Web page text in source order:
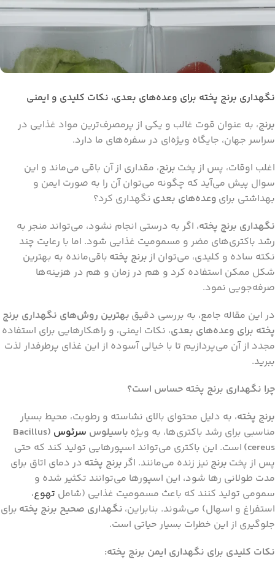
نگهداری برنج پخته برای وعده‌های بعدی، نکات کلیدی و ایمنی
برنج، به عنوان قوت غالب و یکی از پرمصرف‌ترین مواد غذایی در
سراسر جهان، جایگاه ویژه‌ای در سفره‌های ما دارد.
اغلب اوقات، پس از پخت برنج، مقداری از آن باقی می‌ماند و این
سوال پیش می‌آید که چگونه می‌توان آن را به صورت ایمن و
بهداشتی برای وعده‌های بعدی نگهداری کرد؟
نگهداری برنج پخته، اگر به درستی انجام نشود، می‌تواند منجر به
رشد باکتری‌های مضر و مسمومیت غذایی شود. اما با رعایت چند
نکته ساده و کلیدی، می‌توان ازبرنج پخته باقی‌مانده به بهترین
شکل ممکن استفاده کرد و هم در زمان و هم در هزینه‌ها
صرفه‌جویی نمود.
در این مقاله جامع، به بررسی دقیق بهترین روش‌های نگهداری برنج
پخته برای وعده‌های بعدی، نکات ایمنی، و راهکارهایی برای استفاده
مجدد از آن می‌پردازیم تا با خیالی آسوده از این غذای پرطرفدار لذت
ببرید.
چرا نگهداری برنج پخته حساس است؟
برنج پخته، به دلیل محتوای بالای نشاسته و رطوبت، محیط بسیار
مناسبی برای رشد باکتری‌ها، به ویژه باسیلوس سرئوس (Bacillus
cereus) است. این باکتری می‌تواند اسپورهایی تولید کند که حتی
پس از پخت برنج نیز زنده می‌مانند. اگربرنج پخته در دمای اتاق برای
مدت طولانی رها شود، این اسپورها می‌توانند تکثیر شده و
سمومی تولید کنند که باعث مسمومیت غذایی (شامل تهوع،
استفراغ و اسهال) می‌شوند. بنابراین، نگهداری صحیح برنج پخته برای
جلوگیری از این خطرات بسیار حیاتی است.
نکات کلیدی برای نگهداری ایمن برنج پخته: